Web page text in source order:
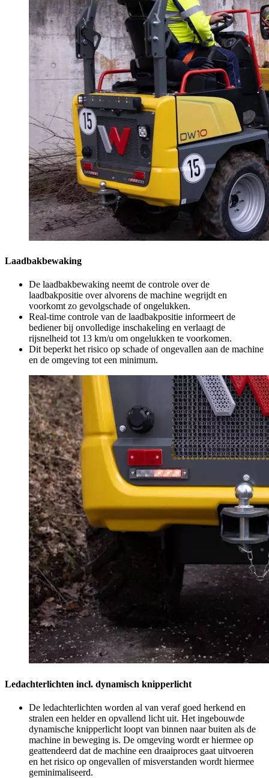
Laadbakbewaking
De laadbakbewaking neemt de controle over de
laadbakpositie over alvorens de machine wegrijdt en
voorkomt zo gevolgschade of ongelukken.
Real-time controle van de laadbakpositie informeert de
bediener bij onvolledige inschakeling en verlaagt de
rijsnelheid tot 13 km/u om ongelukken te voorkomen.
Dit beperkt het risico op schade of ongevallen aan de machine
en de omgeving tot een minimum.
Ledachterlichten incl. dynamisch knipperlicht
De ledachterlichten worden al van veraf goed herkend en
stralen een helder en opvallend licht uit. Het ingebouwde
dynamische knipperlicht loopt van binnen naar buiten als de
machine in beweging is. De omgeving wordt er hiermee op
geattendeerd dat de machine een draaiproces gaat uitvoeren
en het risico op ongevallen of misverstanden wordt hiermee
geminimaliseerd.